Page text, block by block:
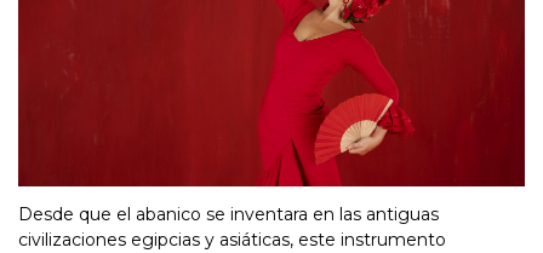
Desde que el abanico se inventara en las antiguas
civilizaciones egipcias y asiáticas, este instrumento